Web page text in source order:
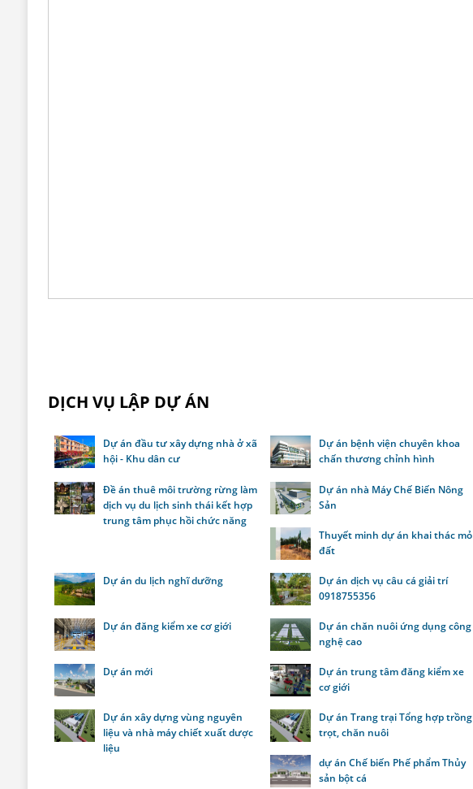
DỊCH VỤ LẬP DỰ ÁN
Dự án đầu tư xây dựng nhà ở xã
hội - Khu dân cư
Dự án bệnh viện chuyên khoa
chấn thương chỉnh hình
Đề án thuê môi trường rừng làm
dịch vụ du lịch sinh thái kết hợp
trung tâm phục hồi chức năng
Dự án nhà Máy Chế Biến Nông
Sản
Thuyết minh dự án khai thác mỏ
đất
Dự án du lịch nghĩ dưỡng
Dự án dịch vụ câu cá giải trí
0918755356
Dự án đăng kiểm xe cơ giới
Dự án chăn nuôi ứng dụng công
nghệ cao
Dự án mới
Dự án trung tâm đăng kiểm xe
cơ giới
Dự án xây dựng vùng nguyên
liệu và nhà máy chiết xuất dược
liệu
Dự án Trang trại Tổng hợp trồng
trọt, chăn nuôi
dự án Chế biến Phế phẩm Thủy
sản bột cá